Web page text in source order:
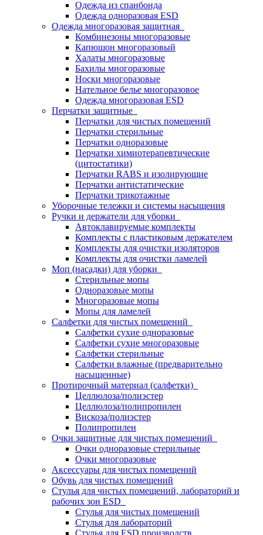
Одежда из спанбонда
Одежда одноразовая ESD
Одежда многоразовая защитная
Комбинезоны многоразовые
Капюшон многоразовый
Халаты многоразовые
Бахилы многоразовые
Носки многоразовые
Нательное белье многоразовое
Одежда многоразовая ESD
Перчатки защитные
Перчатки для чистых помещений
Перчатки стерильные
Перчатки одноразовые
Перчатки химиотерапевтические
(цитостатики)
Перчатки RABS и изолирующие
Перчатки антистатические
Перчатки трикотажные
Уборочные тележки и системы насыщения
Ручки и держатели для уборки
Автоклавируемые комплекты
Комплекты с пластиковым держателем
Комплекты для очистки изоляторов
Комплекты для очистки ламелей
Моп (насадки) для уборки
Стерильные мопы
Одноразовые мопы
Многоразовые мопы
Мопы для ламелей
Салфетки для чистых помещений
Салфетки сухие одноразовые
Салфетки сухие многоразовые
Салфетки стерильные
Салфетки влажные (предварительно
насыщенные)
Протирочный материал (салфетки)
Целлюлоза/полиэстер
Целлюлоза/полипропилен
Вискоза/полиэстер
Полипропилен
Очки защитные для чистых помещений
Очки одноразовые стерильные
Очки многоразовые
Аксессуары для чистых помещений
Обувь для чистых помещений
Стулья для чистых помещений, лабораторий и
рабочих зон ESD
Стулья для чистых помещений
Стулья для лабораторий